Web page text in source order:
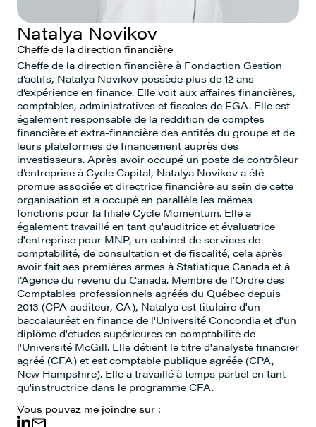
Directeur général à l’investissement -
Efficacité énergétique et
décarbonisation industrielle
Ali Benkirane
Conseiller à l'investissement
Natalya Novikov
Cheffe de la direction financière
Cheffe de la direction financière à Fondaction Gestion
d’actifs, Natalya Novikov possède plus de 12 ans
d’expérience en finance. Elle voit aux affaires financières,
comptables, administratives et fiscales de FGA. Elle est
également responsable de la reddition de comptes
financière et extra-financière des entités du groupe et de
leurs plateformes de financement auprès des
investisseurs. Après avoir occupé un poste de contrôleur
d’entreprise à Cycle Capital, Natalya Novikov a été
promue associée et directrice financière au sein de cette
organisation et a occupé en parallèle les mêmes
fonctions pour la filiale Cycle Momentum. Elle a
également travaillé en tant qu'auditrice et évaluatrice
d'entreprise pour MNP, un cabinet de services de
comptabilité, de consultation et de fiscalité, cela après
avoir fait ses premières armes à Statistique Canada et à
l’Agence du revenu du Canada. Membre de l'Ordre des
Comptables professionnels agréés du Québec depuis
2013 (CPA auditeur, CA), Natalya est titulaire d'un
baccalauréat en finance de l'Université Concordia et d'un
diplôme d'études supérieures en comptabilité de
l'Université McGill. Elle détient le titre d'analyste financier
agréé (CFA) et est comptable publique agréée (CPA,
New Hampshire). Elle a travaillé à temps partiel en tant
qu'instructrice dans le programme CFA.
Vous pouvez me joindre sur :